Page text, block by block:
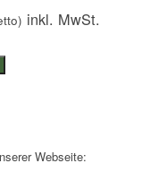
Webseite: